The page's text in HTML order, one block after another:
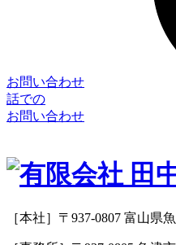
お問い合わせ
話での
お問い合わせ
［本社］〒937-0807 富山県